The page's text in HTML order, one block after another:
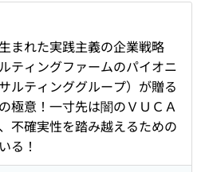
まれた実践主義の企業戦略
ティングファームのパイオニ
ルティンググループ）が贈る
極意！一寸先は闇のＶＵＣＡ
不確実性を踏み越えるための
る！